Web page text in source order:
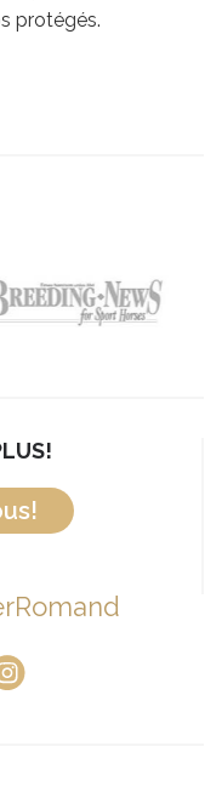
protégés.